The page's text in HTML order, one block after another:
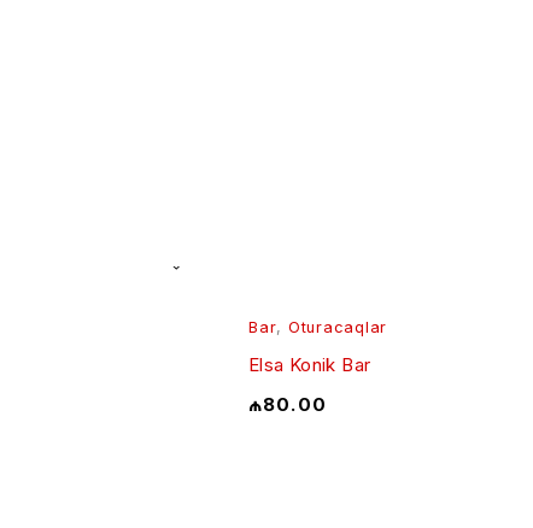
Bar, Oturacaqlar
Elsa Konik Bar
₼80.00